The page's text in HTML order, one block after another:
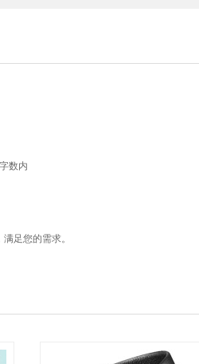
数内
足您的需求。